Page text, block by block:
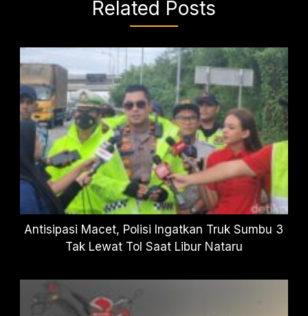
Related Posts
Antisipasi Macet, Polisi Ingatkan Truk Sumbu 3
Tak Lewat Tol Saat Libur Nataru